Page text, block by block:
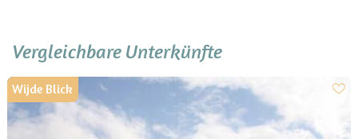
Vergleichbare Unterkünfte
Wijde Blick